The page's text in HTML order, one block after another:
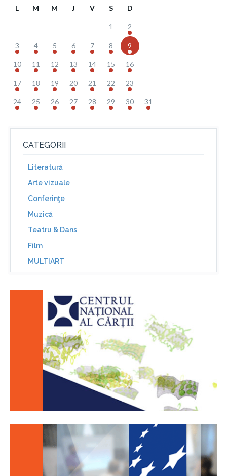
L M M J V S D
1 2
3 4 5 6 7 8 9
10 11 12 13 14 15 16
17 18 19 20 21 22 23
24 25 26 27 28 29 30 31
CATEGORII
Literatură
Arte vizuale
Conferinţe
Muzică
Teatru & Dans
Film
MULTIART